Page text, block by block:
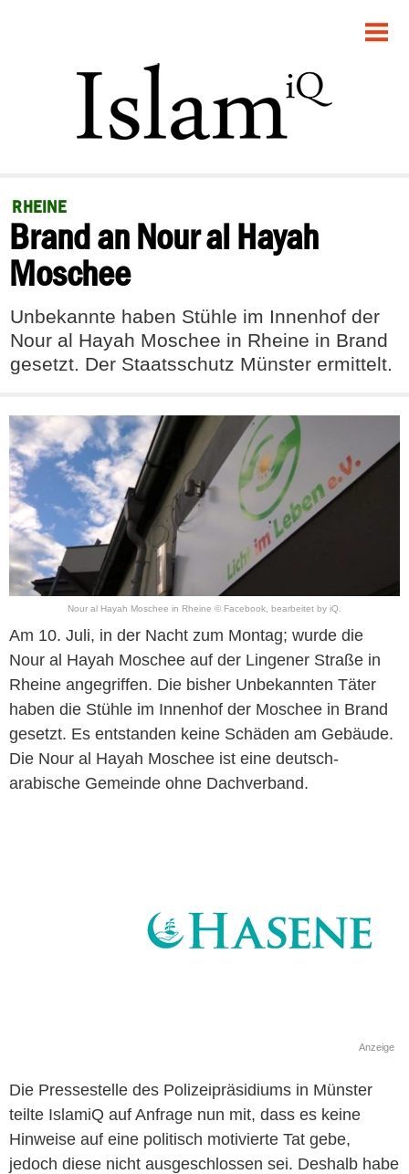
POLITIK
GESELLSCHAFT
RECHT
FEUILLETON
DEBATTE
RHEINE
Brand an Nour al Hayah
Moschee
Unbekannte haben Stühle im Innenhof der
Nour al Hayah Moschee in Rheine in Brand
gesetzt. Der Staatsschutz Münster ermittelt.
Nour al Hayah Moschee in Rheine © Facebook, bearbeitet by iQ.
Am 10. Juli, in der Nacht zum Montag; wurde die
Nour al Hayah Moschee auf der Lingener Straße in
Rheine angegriffen. Die bisher Unbekannten Täter
haben die Stühle im Innenhof der Moschee in Brand
gesetzt. Es entstanden keine Schäden am Gebäude.
Die Nour al Hayah Moschee ist eine deutsch-
arabische Gemeinde ohne Dachverband.
Anzeige
Die Pressestelle des Polizeipräsidiums in Münster
teilte IslamiQ auf Anfrage nun mit, dass es keine
Hinweise auf eine politisch motivierte Tat gebe,
jedoch diese nicht ausgeschlossen sei. Deshalb habe